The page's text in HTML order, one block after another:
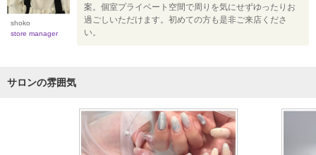
shoko
store manager
案。個室プライベート空間で周りを気にせずゆったりお
過ごしいただけます。初めての方も是非ご来店くださ
い。
サロンの雰囲気